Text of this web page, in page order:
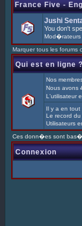
France Five -
Jushi
You don't
Mod�rateurs
Marquer tous les forums
Qui est en ligne
Nos
Nous avons
L'utilisateur
Il y a en tout
Le record
Utilisateurs
Ces donn�es sont
Connexion